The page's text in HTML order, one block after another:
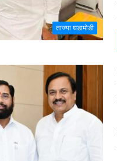
ताज्या घडामोडी